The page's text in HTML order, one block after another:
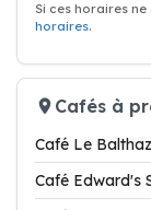
Si ces horaires
horaires.
Cafés à
Café Le
Café Edward's